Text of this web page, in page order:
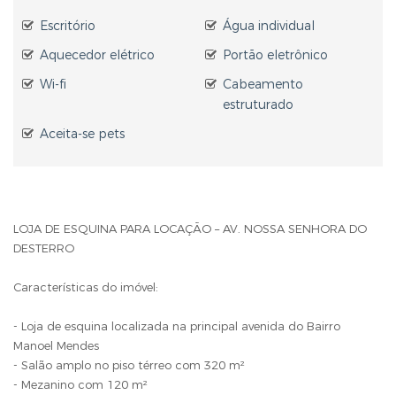
Escritório
Água individual
Aquecedor elétrico
Portão eletrônico
Wi-fi
Cabeamento
estruturado
Aceita-se pets
LOJA DE ESQUINA PARA LOCAÇÃO – AV. NOSSA SENHORA DO
DESTERRO
Características do imóvel:
- Loja de esquina localizada na principal avenida do Bairro
Manoel Mendes
- Salão amplo no piso térreo com 320 m²
- Mezanino com 120 m²